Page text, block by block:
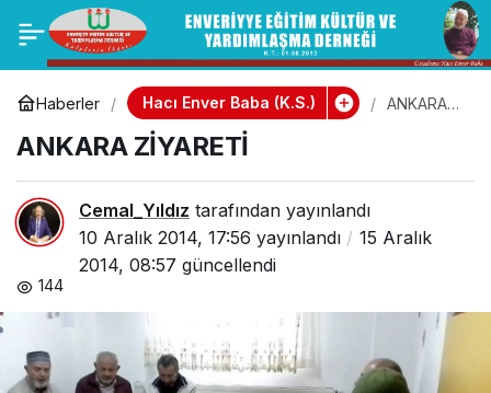
Haberler Hacı Enver Baba (k.s.)
ANKARA
ANKARA ZİYARETİ
Cemal_Yıldız tarafından yayınlandı
10 Aralık 2014, 17:56 yayınlandı
15 Aralık
2014, 08:57 güncellendi
144
Dernek İlahi ve
Zikrullah – 1
0 Paylaş